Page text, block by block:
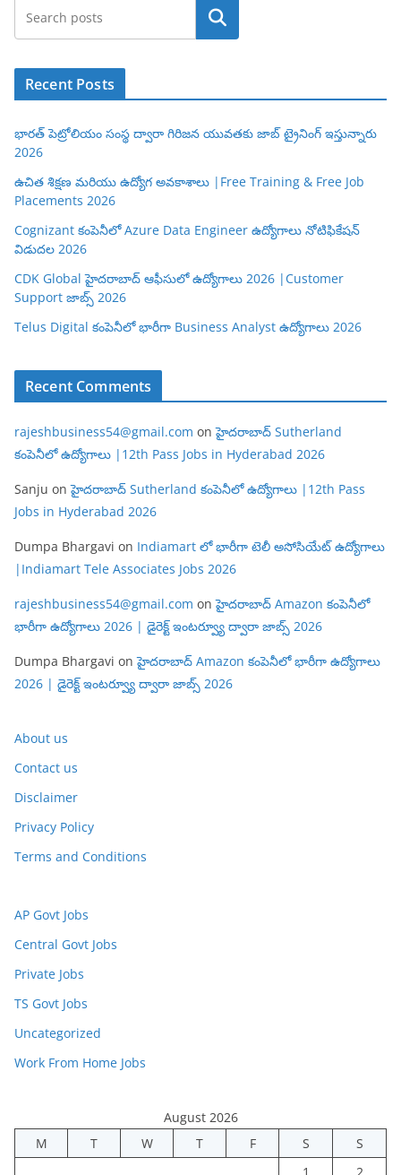
Search
Recent Posts
భారత్ పెట్రోలియం సంస్థ ద్వారా గిరిజన యువతకు జాబ్ ట్రైనింగ్ ఇస్తున్నారు
2026
ఉచిత శిక్షణ మరియు ఉద్యోగ అవకాశాలు |Free Training & Free Job
Placements 2026
Cognizant కంపెనీలో Azure Data Engineer ఉద్యోగాలు నోటిఫికేషన్
విడుదల 2026
CDK Global హైదరాబాద్ ఆఫీసులో ఉద్యోగాలు 2026 |Customer
Support జాబ్స్ 2026
Telus Digital కంపెనీలో భారీగా Business Analyst ఉద్యోగాలు 2026
Recent Comments
rajeshbusiness54@gmail.com onహైదరాబాద్ Sutherland
కంపెనీలో ఉద్యోగాలు |12th Pass Jobs in Hyderabad 2026
Sanju onహైదరాబాద్ Sutherland కంపెనీలో ఉద్యోగాలు |12th Pass
Jobs in Hyderabad 2026
Dumpa Bhargavi on Indiamart లో భారీగా టెలీ అసోసియేట్ ఉద్యోగాలు
|Indiamart Tele Associates Jobs 2026
rajeshbusiness54@gmail.com onహైదరాబాద్ Amazon కంపెనీలో
భారీగా ఉద్యోగాలు 2026 | డైరెక్ట్ ఇంటర్వ్యూ ద్వారా జాబ్స్ 2026
Dumpa Bhargavi onహైదరాబాద్ Amazon కంపెనీలో భారీగా ఉద్యోగాలు
2026 | డైరెక్ట్ ఇంటర్వ్యూ ద్వారా జాబ్స్ 2026
About us
Contact us
Disclaimer
Privacy Policy
Terms and Conditions
AP Govt Jobs
Central Govt Jobs
Private Jobs
TS Govt Jobs
Uncategorized
Work From Home Jobs
August 2026
M
T W T F S
S